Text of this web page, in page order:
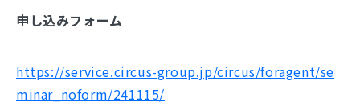
申し込みフォーム
https://service.circus-group.jp/circus/foragent/se
minar_noform/241115/